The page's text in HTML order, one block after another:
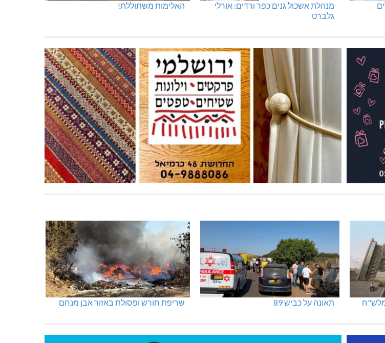
מנהלת אשכול גנים כפר ורדים: אורלי
גלברט
האלימות משתוללת!
תאונה על כביש 89 שריפת חורש ופסולת באזור אבן מנחם